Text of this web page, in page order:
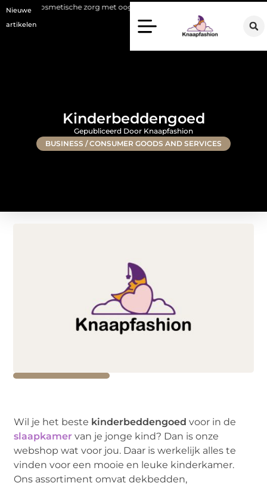
Nieuwe
artikelen
zorg met oog voor natuurlijke resultaten
Kinderbeddengoed
BUSINESS / CONSUMER GOODS AND SERVICES
Gepubliceerd Door Knaapfashion
Wil je het beste kinderbeddengoed voor in de
slaapkamer van je jonge kind? Dan is onze
webshop wat voor jou. Daar is werkelijk alles te
vinden voor een mooie en leuke kinderkamer.
Ons assortiment omvat dekbedden,